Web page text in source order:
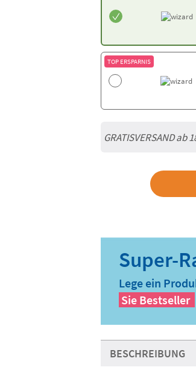
TOP ERSPARNIS
GRATISVERSAND ab
Lege ein
Sie Bestseller
BESCHREIBUNG